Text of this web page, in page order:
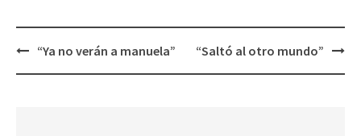
Post“Ya no verán a manuela” “Saltó al otro mundo”